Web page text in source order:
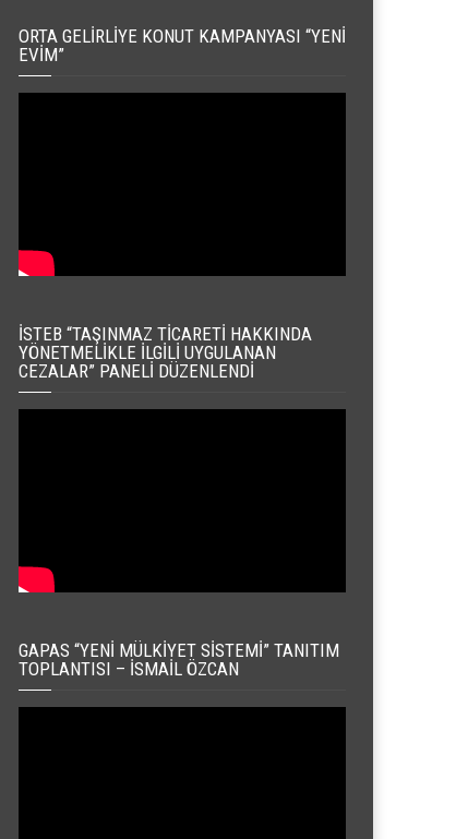
ORTA GELIRLIYE KONUT KAMPANYASI “YENI
EVIM”
İSTEB “TAŞINMAZ TICARETI HAKKINDA
YÖNETMELIKLE İLGILI UYGULANAN
CEZALAR” PANELI DÜZENLENDI
GAPAS “YENI MÜLKIYET SISTEMI” TANITIM
TOPLANTISI – İSMAIL ÖZCAN